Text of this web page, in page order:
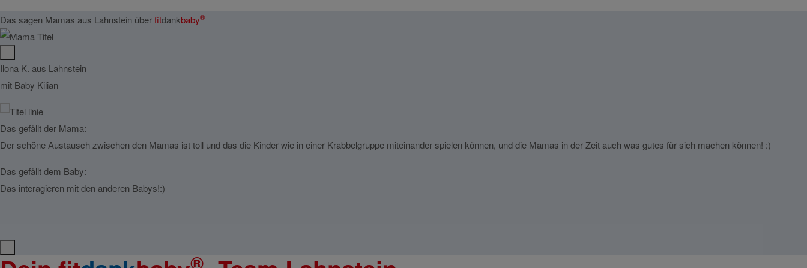
Das sagen Mamas aus Lahnstein überfitdankbaby®
Ilona K. aus Lahnstein
mit Baby Kilian
Das gefällt der Mama:
Der schöne Austausch zwischen den Mamas ist toll und das die Kinder wie in einer Krabbelgruppe miteinander spielen können, und die Mamas in der Zeit auch was gutes für sich machen können! :)
Das gefällt dem Baby:
Das interagieren mit den anderen Babys!:)
®